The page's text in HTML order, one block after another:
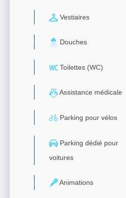
Vestiaires
Douches
Toilettes (WC)
Assistance médicale
Parking pour vélos
Parking dédié pour
voitures
Animations